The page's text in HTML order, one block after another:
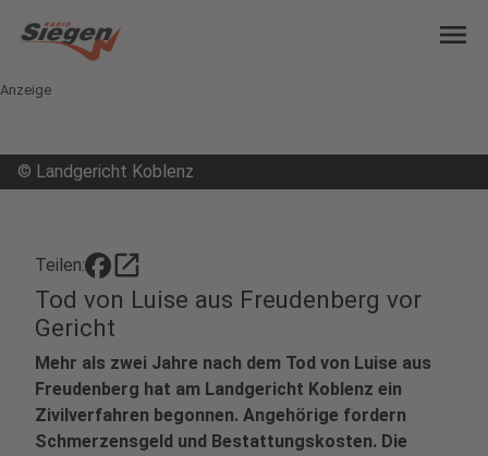
menu
Anzeige
© Landgericht Koblenz
Teilen: open_in_new
Tod von Luise aus Freudenberg vor
Gericht
Mehr als zwei Jahre nach dem Tod von Luise aus
Freudenberg hat am Landgericht Koblenz ein
Zivilverfahren begonnen. Angehörige fordern
Schmerzensgeld und Bestattungskosten. Die